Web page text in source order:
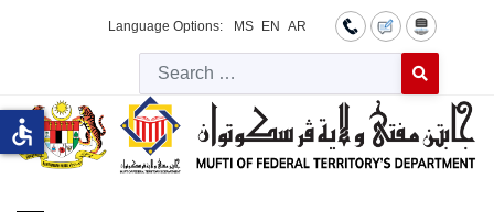
Language Options: MS EN AR
Type 2 or
accessible